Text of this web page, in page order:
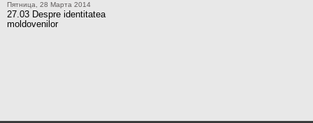
Пятница, 28 Марта 2014
27.03 Despre identitatea
moldovenilor